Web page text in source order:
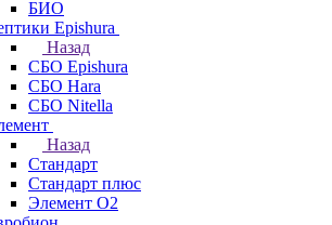
БИО
Epishura
Назад
СБО Epishura
СБО Hara
СБО Nitella
Назад
Стандарт
Стандарт плюс
Элемент О2